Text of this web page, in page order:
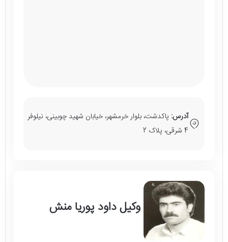
آدرس: پاکدشت، بلوار خرمشهر، خیابان شهید چوبینی، نیلوفر
4 شرقی، پلاک 2
وکیل داود پوریا منش